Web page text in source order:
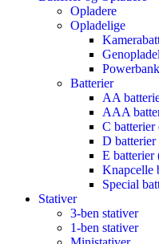
Opladere
Opladelige
Powerbank
Batterier
AA
AAA
C
D
E batterier
Knapcelle
Special
Stativer
3-ben stativer
1-ben stativer